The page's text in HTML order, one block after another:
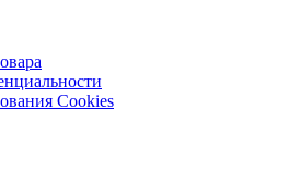
Cookies